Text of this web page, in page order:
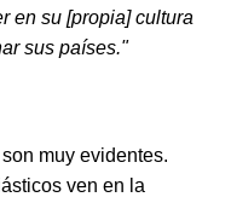
en su [propia] cultura
sus países."
muy evidentes.
ven en la